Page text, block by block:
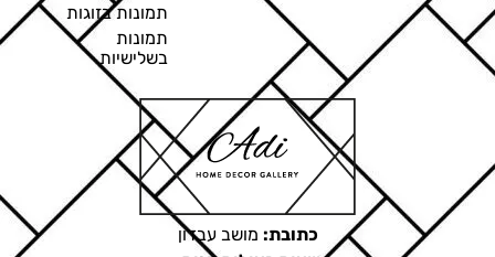
תמונות בזוגות
תמונות
בשלישיות
כתובת: מושב עבדון